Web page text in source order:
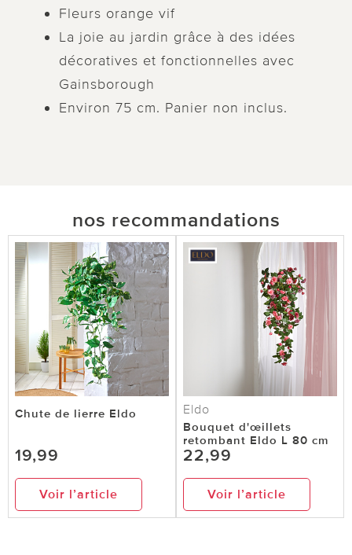
Fleurs orange vif
La joie au jardin grâce à des idées
décoratives et fonctionnelles avec
Gainsborough
Environ 75 cm. Panier non inclus.
nos recommandations
Chute de lierre Eldo
19,99
Voir l’article
Eldo
Bouquet d'œillets
retombant Eldo L 80 cm
22,99
Voir l’article